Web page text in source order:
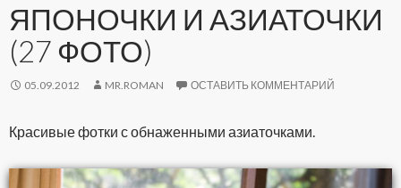
ЯПОНОЧКИ И АЗИАТОЧКИ
(27 ФОТО)
05.09.2012 MR.ROMAN ОСТАВИТЬ КОММЕНТАРИЙ
Красивые фотки с обнаженными азиаточками.